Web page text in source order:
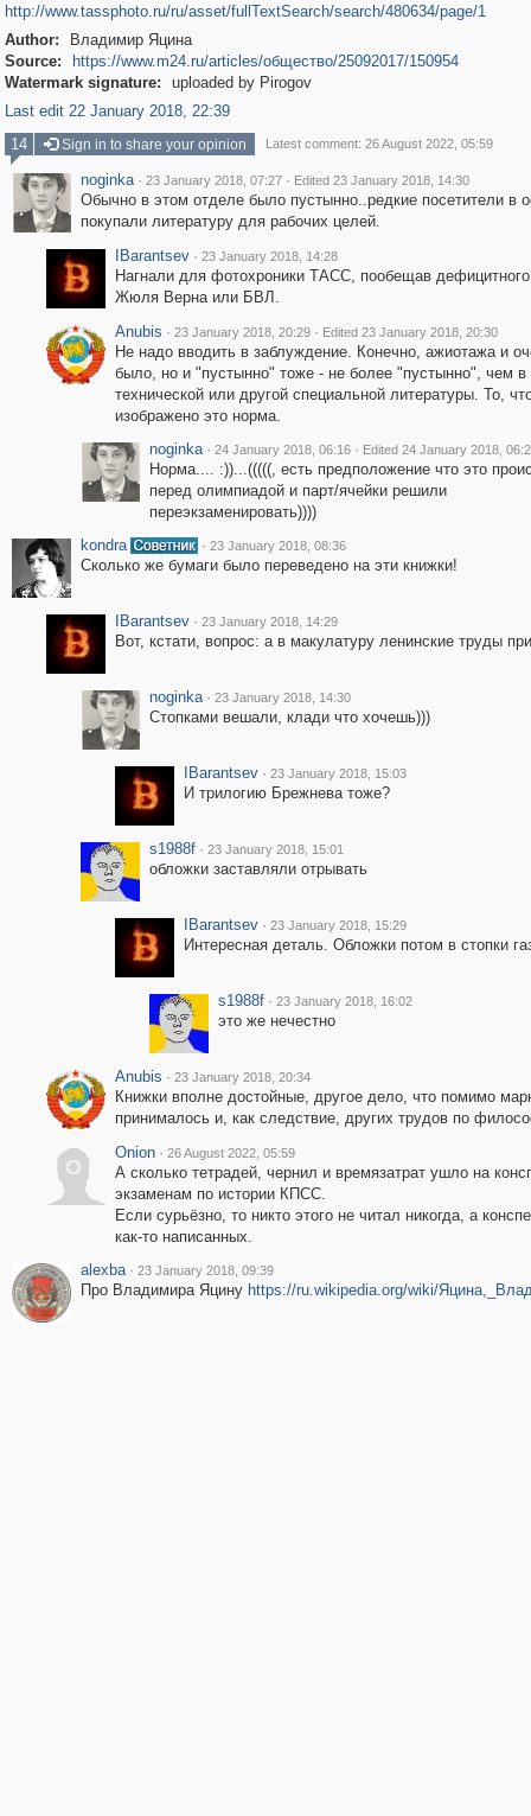
http://www.tassphoto.ru/ru/asset/fullTextSearch/search/480634/page/1
Author:
Владимир Яцина
Source:
https://www.m24.ru/articles/общество/25092017/150954
Watermark signature:
uploaded by Pirogov
Last edit 22 January 2018, 22:39
14
Sign in to share your opinion Latest comment: 26 August 2022, 05:59
noginka · 23 January 2018, 07:27 · Edited 23 January 2018, 14:30
Обычно в этом отделе было пустынно..редкие посетители в
покупали литературу для рабочих целей.
IBarantsev · 23 January 2018, 14:28
Нагнали для фотохроники ТАСС, пообещав
Жюля Верна или БВЛ.
Anubis · 23 January 2018, 20:29 · Edited 23 January 2018, 20:30
Не надо вводить в заблуждение. Конечно, ажиотажа и
было, но и "пустынно" тоже - не более "пустынно", чем в
технической или другой специальной литературы. То,
изображено это норма.
noginka · 24 January 2018, 06:16 · Edited 24 January 2018,
Норма.... :))...(((((, есть предположение что это
перед олимпиадой и парт/ячейки решили
переэкзаменировать))))
kondra
· 23 January 2018, 08:36
Сколько же бумаги было переведено на эти книжки!
IBarantsev · 23 January 2018, 14:29
Вот, кстати, вопрос: а в макулатуру ленинские труды
noginka · 23 January 2018, 14:30
Стопками вешали, клади что хочешь)))
IBarantsev · 23 January 2018, 15:03
И трилогию Брежнева тоже?
s1988f · 23 January 2018, 15:01
обложки заставляли отрывать
IBarantsev · 23 January 2018, 15:29
Интересная деталь. Обложки потом в стопки
s1988f · 23 January 2018, 16:02
это же нечестно
Anubis · 23 January 2018, 20:34
Книжки вполне достойные, другое дело, что помимо
принималось и, как следствие, других трудов по
O
Onion · 26 August 2022, 05:59
А сколько тетрадей, чернил и времязатрат ушло на
экзаменам по истории КПСС.
Если сурьёзно, то никто этого не читал никогда, а
как-то написанных.
alexba · 23 January 2018, 09:39
Про Владимира Яцину https://ru.wikipedia.org/wiki/